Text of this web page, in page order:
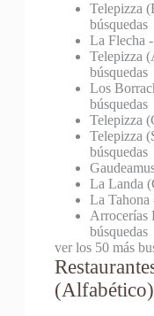
Telepizza
búsquedas
La Flecha
Telepizza
búsquedas
Los
búsquedas
Telepizza
Telepizza
búsquedas
La Landa
La Tahona
Arrocerías
búsquedas
ver los 50 más
(Alfabético)